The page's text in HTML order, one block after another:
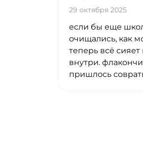
29 октября 2025
если бы еще
очищались, как
теперь всё
внутри.
пришлось